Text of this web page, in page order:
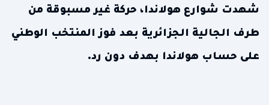
شهدت شوارع هولاندا، حركة غير مسبوقة من
طرف الجالية الجزائرية بعد فوز المنتخب الوطني
على حساب هولاندا بهدف دون رد.